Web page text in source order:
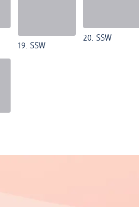
19. SSW
20. SSW